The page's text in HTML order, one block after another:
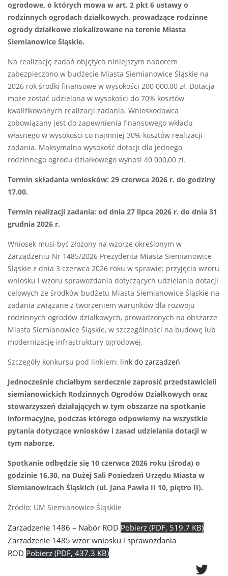
ogrodowe, o których mowa w art. 2 pkt 6 ustawy o
rodzinnych ogrodach działkowych, prowadzące rodzinne
ogrody działkowe zlokalizowane na terenie Miasta
Siemianowice Śląskie.
Na realizację zadań objętych niniejszym naborem
zabezpieczono w budżecie Miasta Siemianowice Śląskie na
2026 rok środki finansowe w wysokości 200 000,00 zł. Dotacja
może zostać udzielona w wysokości do 70% kosztów
kwalifikowanych realizacji zadania. Wnioskodawca
zobowiązany jest do zapewnienia finansowego wkładu
własnego w wysokości co najmniej 30% kosztów realizacji
zadania. Maksymalna wysokość dotacji dla jednego
rodzinnego ogrodu działkowego wynosi 40 000,00 zł.
Termin składania wniosków: 29 czerwca 2026 r. do godziny
17.00.
Termin realizacji zadania: od dnia 27 lipca 2026 r. do dnia 31
grudnia 2026 r.
Wniosek musi być złożony na wzorze określonym w
Zarządzeniu Nr 1485/2026 Prezydenta Miasta Siemianowice
Śląskie z dnia 3 czerwca 2026 roku w sprawie: przyjęcia wzoru
wniosku i wzoru sprawozdania dotyczących udzielania dotacji
celowych ze środków budżetu Miasta Siemianowice Śląskie na
zadania związane z tworzeniem warunków dla rozwoju
rodzinnych ogrodów działkowych, prowadzonych na obszarze
Miasta Siemianowice Śląskie, w szczególności na budowę lub
modernizację infrastruktury ogrodowej.
Szczegóły konkursu pod linkiem: link do zarządzeń
Jednocześnie chciałbym serdecznie zaprosić przedstawicieli
siemianowickich Rodzinnych Ogrodów Działkowych oraz
stowarzyszeń działających w tym obszarze na spotkanie
informacyjne, podczas którego odpowiemy na wszystkie
pytania dotyczące wniosków i zasad udzielania dotacji w
tym naborze.
Spotkanie odbędzie się 10 czerwca 2026 roku (środa) o
godzinie 16.30, na Dużej Sali Posiedzeń Urzędu Miasta w
Siemianowicach Śląskich (ul. Jana Pawła II 10, piętro II).
Źródło: UM Siemianowice Śląsklie
Zarzadzenie 1486 – Nabór ROD Pobierz (PDF, 519.7 KB)
Zarzadzenie 1485 wzor wniosku i sprawozdania
ROD Pobierz (PDF, 437.3 KB)